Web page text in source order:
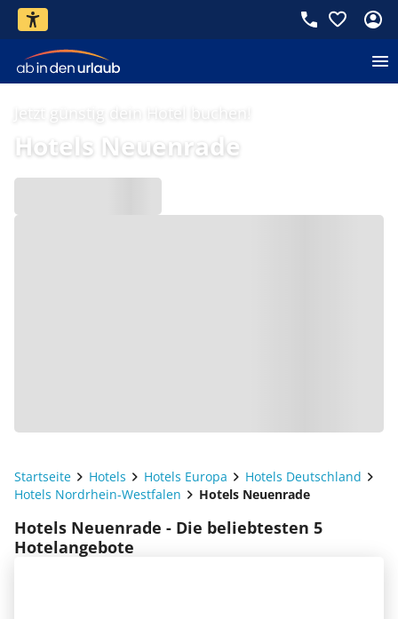
Jetzt günstig dein Hotel buchen!
Hotels Neuenrade
Startseite Hotels Hotels Europa
Hotels Deutschland
Hotels Nordrhein-Westfalen
Hotels Neuenrade
Hotels Neuenrade - Die beliebtesten 5
Hotelangebote